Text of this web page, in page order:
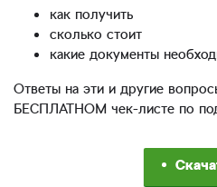
как получить
сколько стоит
какие документы
Ответы на эти и другие
БЕСПЛАТНОМ чек-листе по